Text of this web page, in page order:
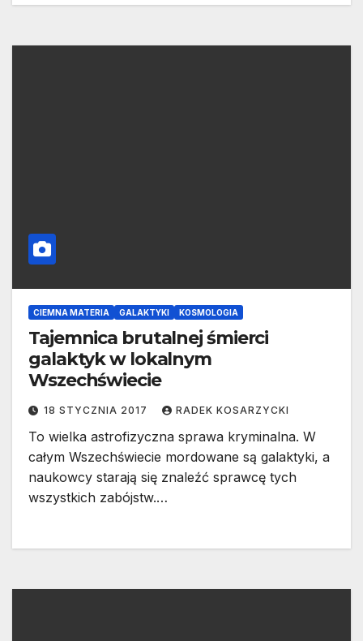
CIEMNA MATERIA GALAKTYKI KOSMOLOGIA
Tajemnica brutalnej śmierci
galaktyk w lokalnym
Wszechświecie
18 STYCZNIA 2017 RADEK KOSARZYCKI
To wielka astrofizyczna sprawa kryminalna. W
całym Wszechświecie mordowane są galaktyki, a
naukowcy starają się znaleźć sprawcę tych
wszystkich zabójstw.…